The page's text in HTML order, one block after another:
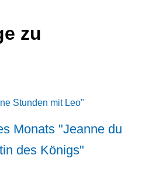
zu
Monats "Jeanne du
des Königs"